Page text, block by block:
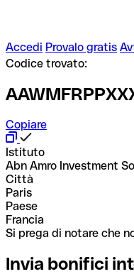
Accedi Provalo gratis
Codice trovato:
Copiare
Istituto
Abn Amro Investment
Città
Paris
Paese
Francia
Si prega di notare che
Invia bonifici